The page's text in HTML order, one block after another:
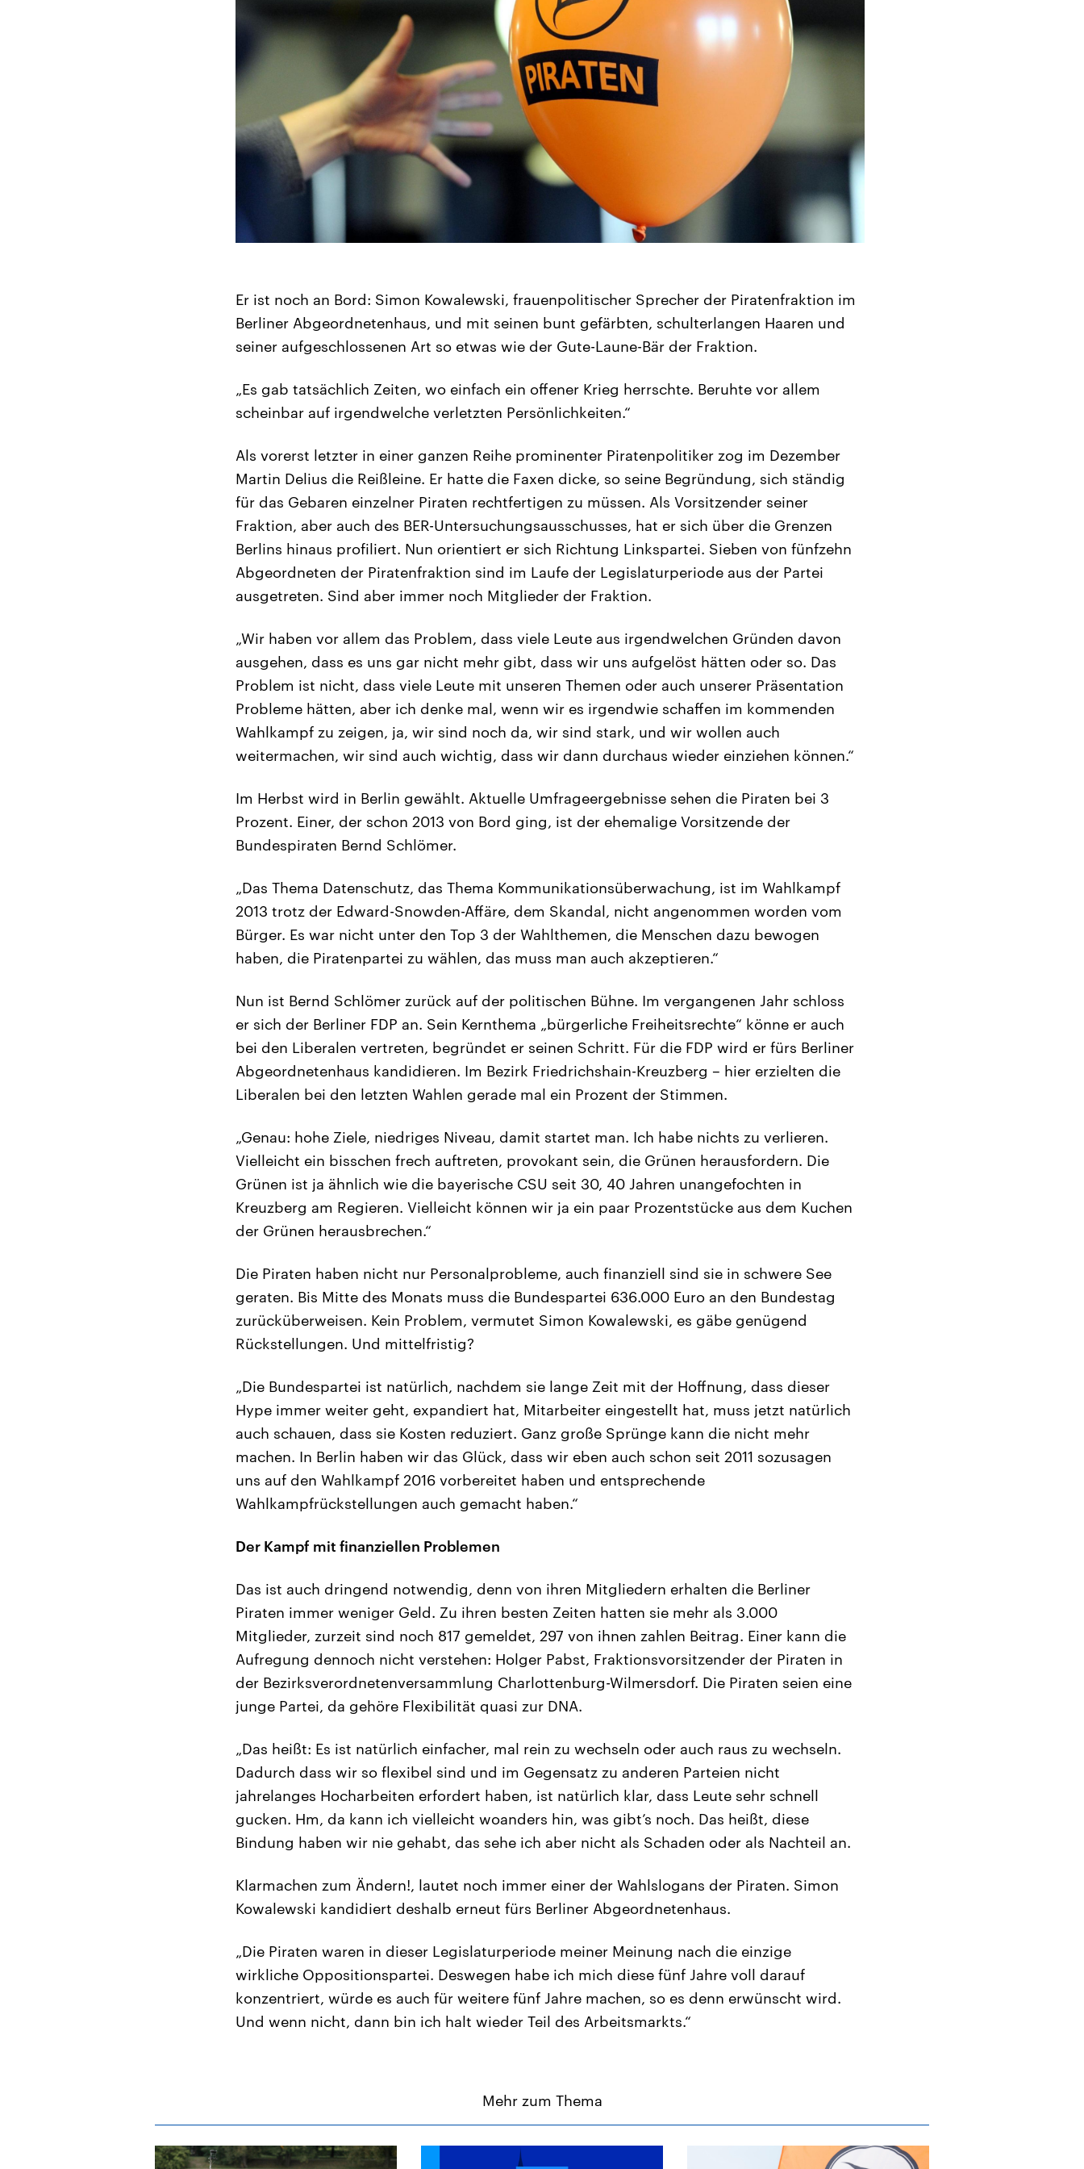
Er ist noch an Bord: Simon Kowalewski, frauenpolitischer Sprecher der Piratenfraktion im
Berliner Abgeordnetenhaus, und mit seinen bunt gefärbten, schulterlangen Haaren und
seiner aufgeschlossenen Art so etwas wie der Gute-Laune-Bär der Fraktion.
„Es gab tatsächlich Zeiten, wo einfach ein offener Krieg herrschte. Beruhte vor allem
scheinbar auf irgendwelche verletzten Persönlichkeiten.“
Als vorerst letzter in einer ganzen Reihe prominenter Piratenpolitiker zog im Dezember
Martin Delius die Reißleine. Er hatte die Faxen dicke, so seine Begründung, sich ständig
für das Gebaren einzelner Piraten rechtfertigen zu müssen. Als Vorsitzender seiner
Fraktion, aber auch des BER-Untersuchungsausschusses, hat er sich über die Grenzen
Berlins hinaus profiliert. Nun orientiert er sich Richtung Linkspartei. Sieben von fünfzehn
Abgeordneten der Piratenfraktion sind im Laufe der Legislaturperiode aus der Partei
ausgetreten. Sind aber immer noch Mitglieder der Fraktion.
„Wir haben vor allem das Problem, dass viele Leute aus irgendwelchen Gründen davon
ausgehen, dass es uns gar nicht mehr gibt, dass wir uns aufgelöst hätten oder so. Das
Problem ist nicht, dass viele Leute mit unseren Themen oder auch unserer Präsentation
Probleme hätten, aber ich denke mal, wenn wir es irgendwie schaffen im kommenden
Wahlkampf zu zeigen, ja, wir sind noch da, wir sind stark, und wir wollen auch
weitermachen, wir sind auch wichtig, dass wir dann durchaus wieder einziehen können.“
Im Herbst wird in Berlin gewählt. Aktuelle Umfrageergebnisse sehen die Piraten bei 3
Prozent. Einer, der schon 2013 von Bord ging, ist der ehemalige Vorsitzende der
Bundespiraten Bernd Schlömer.
„Das Thema Datenschutz, das Thema Kommunikationsüberwachung, ist im Wahlkampf
2013 trotz der Edward-Snowden-Affäre, dem Skandal, nicht angenommen worden vom
Bürger. Es war nicht unter den Top 3 der Wahlthemen, die Menschen dazu bewogen
haben, die Piratenpartei zu wählen, das muss man auch akzeptieren.“
Nun ist Bernd Schlömer zurück auf der politischen Bühne. Im vergangenen Jahr schloss
er sich der Berliner FDP an. Sein Kernthema „bürgerliche Freiheitsrechte“ könne er auch
bei den Liberalen vertreten, begründet er seinen Schritt. Für die FDP wird er fürs Berliner
Abgeordnetenhaus kandidieren. Im Bezirk Friedrichshain-Kreuzberg – hier erzielten die
Liberalen bei den letzten Wahlen gerade mal ein Prozent der Stimmen.
„Genau: hohe Ziele, niedriges Niveau, damit startet man. Ich habe nichts zu verlieren.
Vielleicht ein bisschen frech auftreten, provokant sein, die Grünen herausfordern. Die
Grünen ist ja ähnlich wie die bayerische CSU seit 30, 40 Jahren unangefochten in
Kreuzberg am Regieren. Vielleicht können wir ja ein paar Prozentstücke aus dem Kuchen
der Grünen herausbrechen.“
Die Piraten haben nicht nur Personalprobleme, auch finanziell sind sie in schwere See
geraten. Bis Mitte des Monats muss die Bundespartei 636.000 Euro an den Bundestag
zurücküberweisen. Kein Problem, vermutet Simon Kowalewski, es gäbe genügend
Rückstellungen. Und mittelfristig?
„Die Bundespartei ist natürlich, nachdem sie lange Zeit mit der Hoffnung, dass dieser
Hype immer weiter geht, expandiert hat, Mitarbeiter eingestellt hat, muss jetzt natürlich
auch schauen, dass sie Kosten reduziert. Ganz große Sprünge kann die nicht mehr
machen. In Berlin haben wir das Glück, dass wir eben auch schon seit 2011 sozusagen
uns auf den Wahlkampf 2016 vorbereitet haben und entsprechende
Wahlkampfrückstellungen auch gemacht haben.“
Der Kampf mit finanziellen Problemen
Das ist auch dringend notwendig, denn von ihren Mitgliedern erhalten die Berliner
Piraten immer weniger Geld. Zu ihren besten Zeiten hatten sie mehr als 3.000
Mitglieder, zurzeit sind noch 817 gemeldet, 297 von ihnen zahlen Beitrag. Einer kann die
Aufregung dennoch nicht verstehen: Holger Pabst, Fraktionsvorsitzender der Piraten in
der Bezirksverordnetenversammlung Charlottenburg-Wilmersdorf. Die Piraten seien eine
junge Partei, da gehöre Flexibilität quasi zur DNA.
„Das heißt: Es ist natürlich einfacher, mal rein zu wechseln oder auch raus zu wechseln.
Dadurch dass wir so flexibel sind und im Gegensatz zu anderen Parteien nicht
jahrelanges Hocharbeiten erfordert haben, ist natürlich klar, dass Leute sehr schnell
gucken. Hm, da kann ich vielleicht woanders hin, was gibt’s noch. Das heißt, diese
Bindung haben wir nie gehabt, das sehe ich aber nicht als Schaden oder als Nachteil an.
Klarmachen zum Ändern!, lautet noch immer einer der Wahlslogans der Piraten. Simon
Kowalewski kandidiert deshalb erneut fürs Berliner Abgeordnetenhaus.
„Die Piraten waren in dieser Legislaturperiode meiner Meinung nach die einzige
wirkliche Oppositionspartei. Deswegen habe ich mich diese fünf Jahre voll darauf
konzentriert, würde es auch für weitere fünf Jahre machen, so es denn erwünscht wird.
Und wenn nicht, dann bin ich halt wieder Teil des Arbeitsmarkts.“
Mehr zum Thema